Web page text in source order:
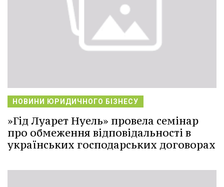
НОВИНИ ЮРИДИЧНОГО БІЗНЕСУ
»Гід Луарет Нуель» провела семінар
про обмеження відповідальності в
українських господарських договорах